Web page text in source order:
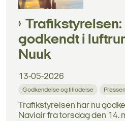
godkendt i
Nuuk
13-05-2026
Godkendelse og tilladelse
Trafikstyrelsen har nu
Naviair fra torsdag den 14.